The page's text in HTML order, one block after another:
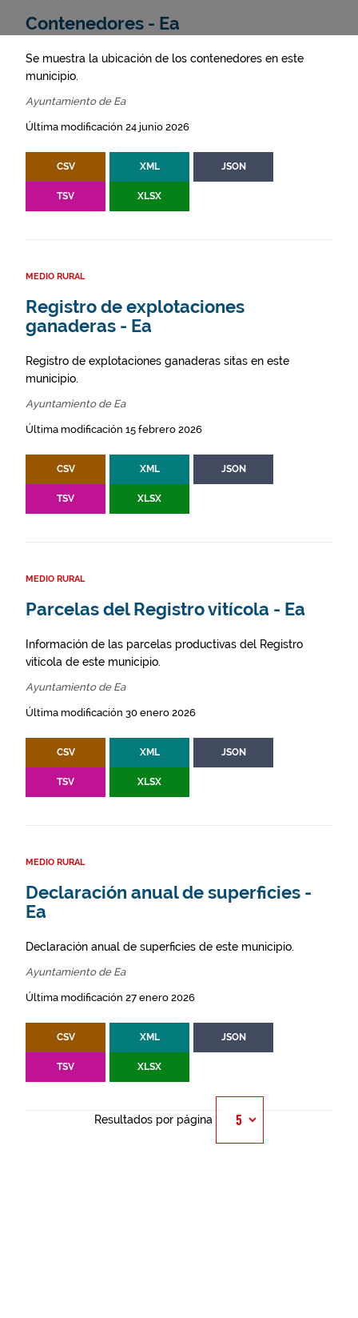
Contenedores - Ea
Se muestra la ubicación de los contenedores en este
municipio.
Ayuntamiento de Ea
Última modificación 24 junio 2026
CSV XML JSON
TSV XLSX
MEDIO RURAL
Registro de explotaciones
ganaderas - Ea
Registro de explotaciones ganaderas sitas en este
municipio.
Ayuntamiento de Ea
Última modificación 15 febrero 2026
CSV XML JSON
TSV XLSX
MEDIO RURAL
Parcelas del Registro vitícola - Ea
Información de las parcelas productivas del Registro
vitícola de este municipio.
Ayuntamiento de Ea
Última modificación 30 enero 2026
CSV XML JSON
TSV XLSX
MEDIO RURAL
Declaración anual de superficies -
Ea
Declaración anual de superficies de este municipio.
Ayuntamiento de Ea
Última modificación 27 enero 2026
CSV XML JSON
TSV XLSX
Resultados por página